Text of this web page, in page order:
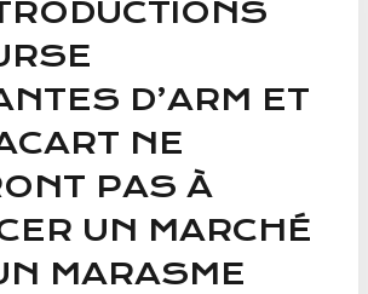
D’ARM ET
NE
PAS À
UN MARCHÉ
MARASME